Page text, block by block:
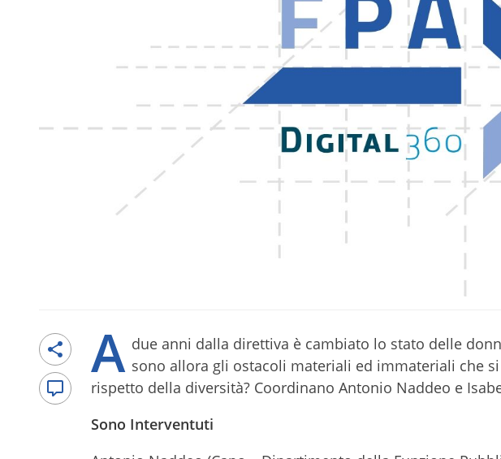
A due anni dalla direttiva è cambiato lo stato delle
sono allora gli ostacoli materiali ed immateriali che
rispetto della diversità? Coordinano Antonio Naddeo e
Sono Interventuti